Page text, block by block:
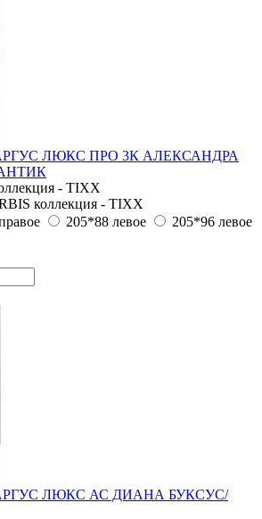
ЛЮКС ПРО 3К АЛЕКСАНДРА
- TIXX
коллекция - TIXX
205*88 левое
205*96 левое
ЛЮКС АС ДИАНА БУКСУС/